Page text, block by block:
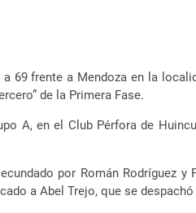
a 69 frentea Mendoza en la
de la Primera Fase.
A, en el Club Pérfora de
por Román Rodríguez y
a Abel Trejo, que se